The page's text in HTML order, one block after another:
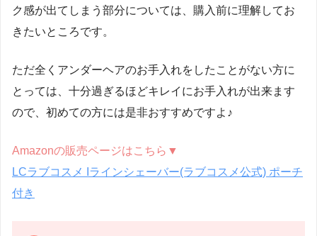
ク感が出てしまう部分については、購入前に理解してお
きたいところです。
ただ全くアンダーヘアのお手入れをしたことがない方に
とっては、十分過ぎるほどキレイにお手入れが出来ます
ので、初めての方には是非おすすめですよ♪
Amazonの販売ページはこちら▼
LCラブコスメ Iラインシェーバー(ラブコスメ公式) ポーチ
付き